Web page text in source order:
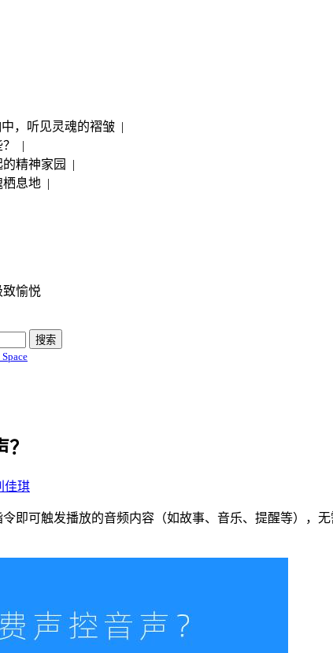
中，听见灵魂的褶皱 |
？ |
的精神家园 |
栖息地 |
愉悦
佳琪
即可触发播放的音频内容（如故事、音乐、提醒等），